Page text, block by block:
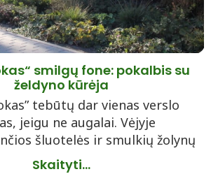
smilgų fone: pokalbis su
želdyno kūrėja
tebūtų dar vienas verslo
jeigu ne augalai. Vėjyje
šluotelės ir smulkių žolynų
Skaityti...